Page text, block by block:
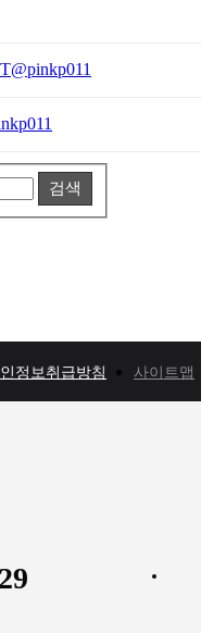
검색
정보취급방침 사이트맵